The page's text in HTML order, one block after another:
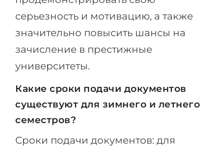
серьезность и мотивацию, а также
значительно повысить шансы на
зачисление в престижные
университеты.
Какие сроки подачи документов
существуют для зимнего и летнего
семестров?
Сроки подачи документов: для